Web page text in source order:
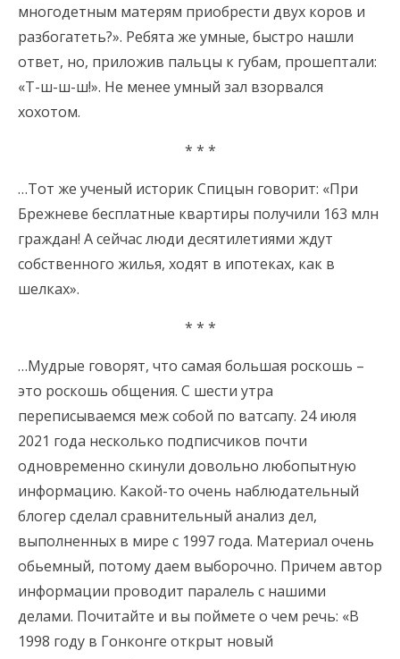
многодетным матерям приобрести двух коров и
разбогатеть?». Ребята же умные, быстро нашли
ответ, но, приложив пальцы к губам, прошептали:
«Т-ш-ш-ш!». Не менее умный зал взорвался
хохотом.
* * *
…Тот же ученый историк Спицын говорит: «При
Брежневе бесплатные квартиры получили 163 млн
граждан! А сейчас люди десятилетиями ждут
собственного жилья, ходят в ипотеках, как в
шелках».
* * *
…Мудрые говорят, что самая большая роскошь –
это роскошь общения. С шести утра
переписываемся меж собой по ватсапу. 24 июля
2021 года несколько подписчиков почти
одновременно скинули довольно любопытную
информацию. Какой-то очень наблюдательный
блогер сделал сравнительный анализ дел,
выполненных в мире с 1997 года. Материал очень
обьемный, потому даем выборочно. Причем автор
информации проводит паралель с нашими
делами. Почитайте и вы поймете о чем речь: «В
1998 году в Гонконге открыт новый